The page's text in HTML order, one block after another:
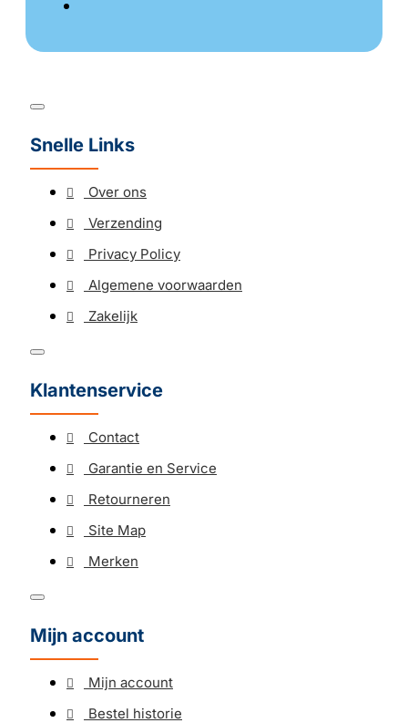
Snelle Links
Over ons
Verzending
Privacy Policy
Algemene voorwaarden
Zakelijk
Klantenservice
Contact
Garantie en Service
Retourneren
Site Map
Merken
Mijn account
Mijn account
Bestel historie